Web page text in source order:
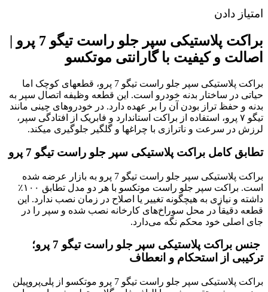
امتیاز دادن
براکت پلاستیکی سپر جلو راست تیگو 7 پرو |
اصالت و کیفیت با گارانتی موتکسو
براکت پلاستیکی سپر جلو راست تیگو 7 پرو، قطعهای کوچک اما
حیاتی در ساختار بدنه خودرو است. این قطعه وظیفه اتصال سپر به
بدنه و حفظ تراز بودن آن را بر عهده دارد. در خودروهای چینی مانند
تیگو ۷ پرو، استفاده از براکت استاندارد و فابریک از افتادگی سپر،
لرزش در سرعت و ناترازی با چراغها و گلگیر جلوگیری میکند.
تطابق کامل براکت پلاستیکی سپر جلو راست تیگو 7 پرو
براکت پلاستیکی سپر جلو راست تیگو 7 پرو به بازار عرضه شده
است. براکت سپر جلو راست موتکسو با هر دو مدل تطابق ۱۰۰٪
داشته و نیازی به هیچگونه تغییر یا اصلاح در زمان نصب ندارد. این
قطعه دقیقاً در محل سوراخ‌های کارخانه نصب شده و سپر را در
جای اصلی خود محکم نگه می‌دارد.
جنس براکت پلاستیکی سپر جلو راست تیگو 7 پرو؛
ترکیبی از استحکام و انعطاف
براکت پلاستیکی سپر جلو راست تیگو 7 پرو موتکسو از پلی‌پروپیلن